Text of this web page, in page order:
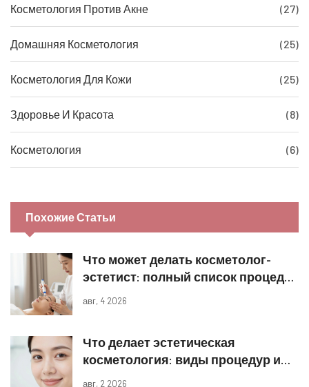
Косметология Против Акне (27)
Домашняя Косметология (25)
Косметология Для Кожи (25)
Здоровье И Красота (8)
Косметология (6)
Похожие Статьи
Что может делать косметолог-
эстетист: полный список процедур
и границы компетенций
авг, 4 2026
Что делает эстетическая
косметология: виды процедур и
реальные результаты
авг, 2 2026